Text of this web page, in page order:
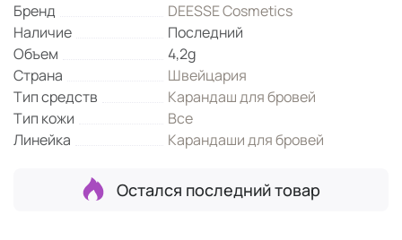
Бренд
DEESSE Cosmetics
Наличие
Последний
Объем
4,2g
Страна
Швейцария
Тип средств
Карандаш для бровей
Тип кожи
Все
Линейка
Карандаши для бровей
Остался последний товар